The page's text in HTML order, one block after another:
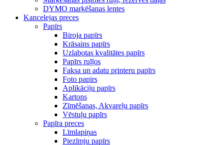
DYMO marķēšanas lentes
Kancelejas preces
Papīrs
Biroja papīrs
Krāsains papīrs
Uzlabotas kvalitātes papīrs
Papīrs ruļļos
Faksa un adatu printeru papīrs
Foto papirs
Aplikāciju papīrs
Kartons
Zīmēšanas, Akvareļu papīrs
Vēstuļu papīrs
Papīra preces
Līmlapiņas
Piezīmju papīrs